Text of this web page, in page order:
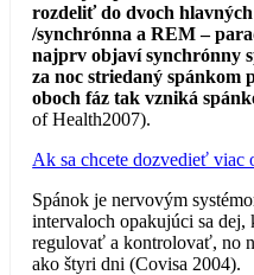
rozdeliť do dvoch
/synchrónna a REM –
najprv objaví synchrónny
za noc striedaný spánkom
oboch fáz tak vzniká
of Health2007).
Ak sa chcete dozvedieť viac
Spánok je nervovým
intervaloch opakujúci sa
regulovať a kontrolovať, no
ako štyri dni (Covisa 2004).